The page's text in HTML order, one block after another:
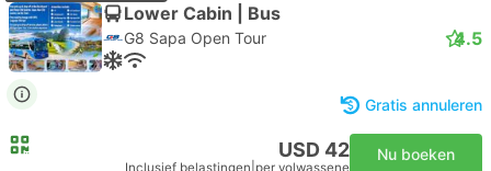
Lower Cabin | Bus
G8 Sapa Open Tour 4.5
Gratis annuleren
USD 42
Inclusief belastingen per volwassene
Nu boeken